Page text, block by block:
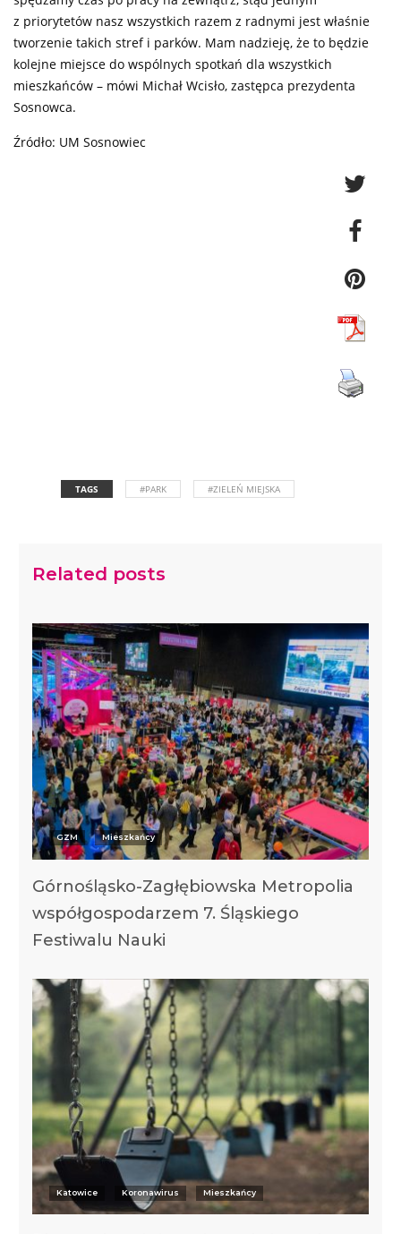
z priorytetów nasz wszystkich razem z radnymi jest właśnie
tworzenie takich stref i parków. Mam nadzieję, że to będzie
kolejne miejsce do wspólnych spotkań dla wszystkich
mieszkańców – mówi Michał Wcisło, zastępca prezydenta
Sosnowca.
Źródło: UM Sosnowiec
TAGS #PARK #ZIELEŃ MIEJSKA
Related posts
GZM Mieszkańcy
Górnośląsko-Zagłębiowska Metropolia
współgospodarzem 7. Śląskiego
Festiwalu Nauki
Katowice Koronawirus Mieszkańcy